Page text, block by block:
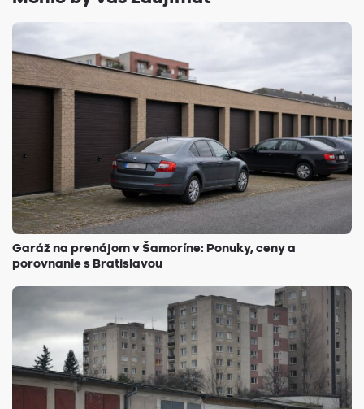
Garáž na prenájom v Šamoríne: Ponuky, ceny a
porovnanie s Bratislavou